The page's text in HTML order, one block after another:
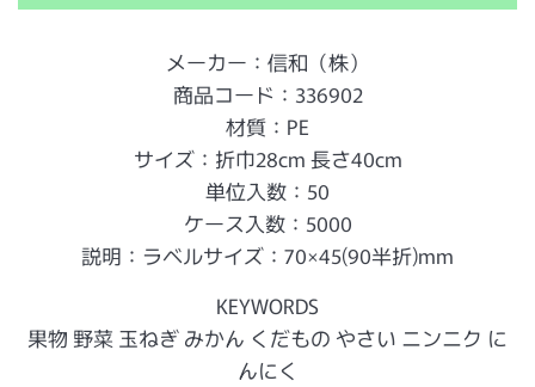
メーカー：信和（株）
商品コード：336902
材質：PE
サイズ：折巾28cm 長さ40cm
単位入数：50
ケース入数：5000
説明：ラベルサイズ：70×45(90半折)mm
KEYWORDS
果物 野菜 玉ねぎ みかん くだもの やさい ニンニク に
んにく